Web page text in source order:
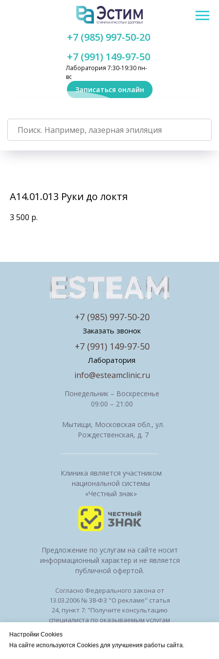
Лаборатория 7:30-19:30 пн-
вс
+7 (991) 149-97-50
+7 (985) 997-50-20
Записаться онлайн
А14.01.013 Руки до локтя
3 500 р.
Клиника является участником
национальной системы
«Честный знак»
Понедельник – Воскресенье
09:00 – 21:00
Мытищи, Московская обл., ул.
Рождественская, д. 7
Заказать звонок
Лаборатория
info@esteamclinic.ru
+7 (991) 149-97-50
+7 (985) 997-50-20
Предложение по услугам на сайте носит
информационный характер и не является
публичной офертой.
Согласно Федерального закона от
13.03.2006 № 38-ФЗ "О рекламе" статья
24, пункт 7: "Получите консультацию
специалиста по оказываемым услугам
медицинской деятельности № ЛО-50-01-
Настройки Cookies
На сайте используются Cookies для улучшения работы сайта.